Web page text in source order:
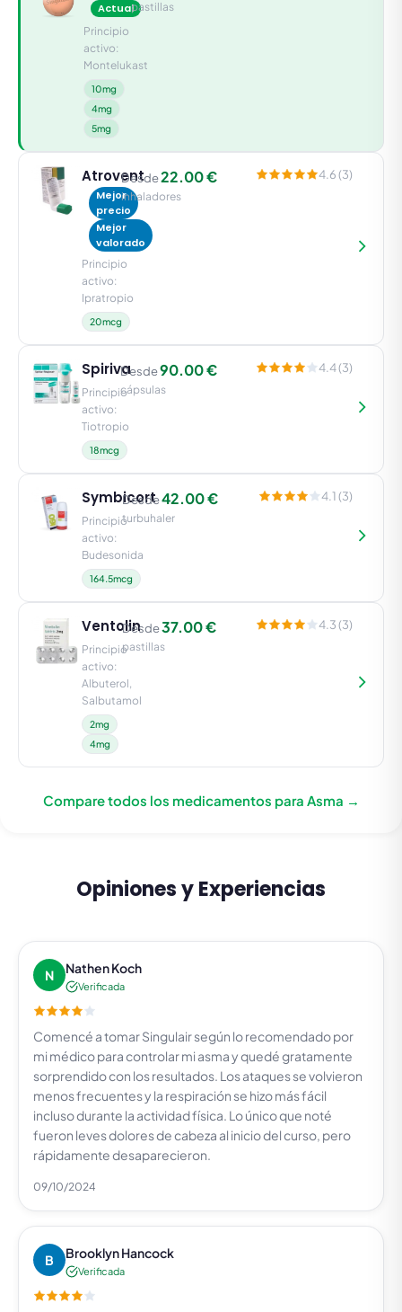
Actual
Principio
activo:
Montelukast
10mg
4mg
5mg
pastillas
Atrovent
Mejor
precio
Mejor
valorado
Principio
activo:
Ipratropio
20mcg
Desde22.00 €
inhaladores
4.6 (3)
Spiriva
Principio
activo:
Tiotropio
18mcg
Desde90.00 €
cápsulas
4.4 (3)
Symbicort
Principio
activo:
Budesonida
164.5mcg
Desde42.00 €
turbuhaler
4.1 (3)
Ventolin
Principio
activo:
Albuterol,
Salbutamol
2mg
4mg
Desde37.00 €
pastillas
4.3 (3)
Compare todos los medicamentos para Asma →
Opiniones y Experiencias
N Nathen Koch
Verificada
Comencé a tomar Singulair según lo recomendado por
mi médico para controlar mi asma y quedé gratamente
sorprendido con los resultados. Los ataques se volvieron
menos frecuentes y la respiración se hizo más fácil
incluso durante la actividad física. Lo único que noté
fueron leves dolores de cabeza al inicio del curso, pero
rápidamente desaparecieron.
09/10/2024
B Brooklyn Hancock
Verificada